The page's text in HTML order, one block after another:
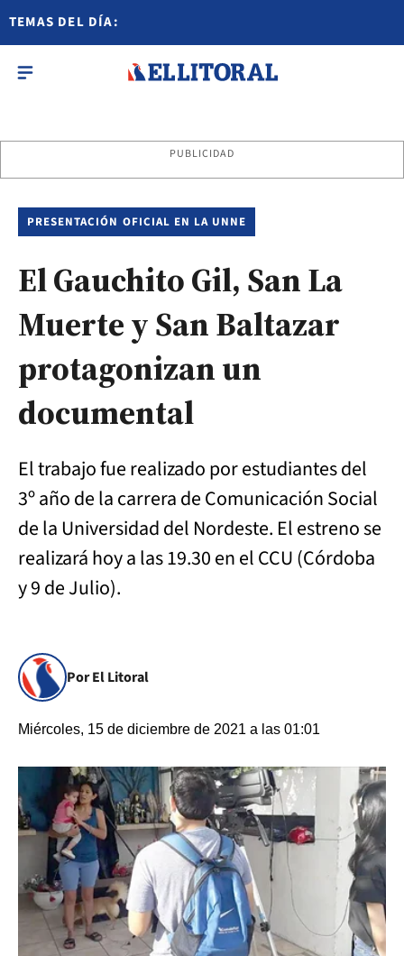
TEMAS DEL DÍA:
PUBLICIDAD
PRESENTACIÓN OFICIAL EN LA UNNE
El Gauchito Gil, San La
Muerte y San Baltazar
protagonizan un
documental
El trabajo fue realizado por estudiantes del
3º año de la carrera de Comunicación Social
de la Universidad del Nordeste. El estreno se
realizará hoy a las 19.30 en el CCU (Córdoba
y 9 de Julio).
Por El Litoral
Miércoles, 15 de diciembre de 2021 a las 01:01